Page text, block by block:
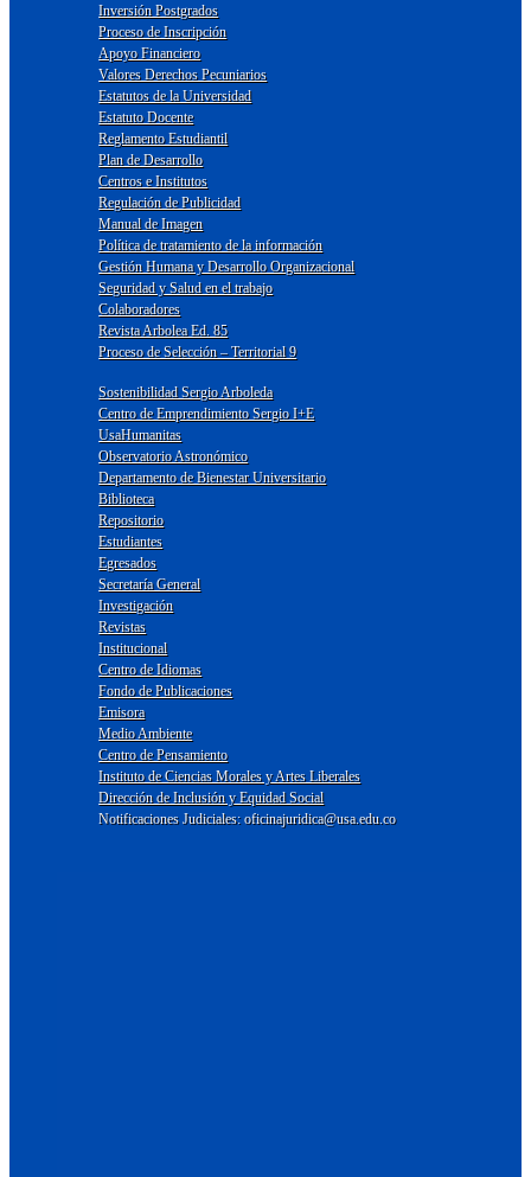
Inversión Postgrados
Proceso de Inscripción
Apoyo Financiero
Valores Derechos Pecuniarios
Estatutos de la Universidad
Estatuto Docente
Reglamento Estudiantil
Plan de Desarrollo
Centros e Institutos
Regulación de Publicidad
Manual de Imagen
Política de tratamiento de la información
Gestión Humana y Desarrollo Organizacional
Seguridad y Salud en el trabajo
Colaboradores
Revista Arbolea Ed. 85
Proceso de Selección – Territorial 9
Sostenibilidad Sergio Arboleda
Centro de Emprendimiento Sergio I+E
UsaHumanitas
Observatorio Astronómico
Departamento de Bienestar Universitario
Biblioteca
Repositorio
Estudiantes
Egresados
Secretaría General
Investigación
Revistas
Institucional
Centro de Idiomas
Fondo de Publicaciones
Emisora
Medio Ambiente
Centro de Pensamiento
Instituto de Ciencias Morales y Artes Liberales
Dirección de Inclusión y Equidad Social
Notificaciones Judiciales: oficinajuridica@usa.edu.co